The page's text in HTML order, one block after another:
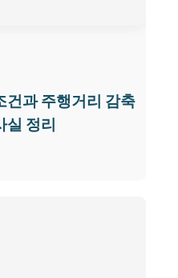
건과 주행거리 감축
실 정리